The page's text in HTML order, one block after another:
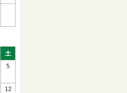
土
5
12